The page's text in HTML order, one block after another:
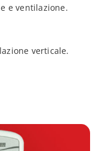
e ventilazione.
verticale.